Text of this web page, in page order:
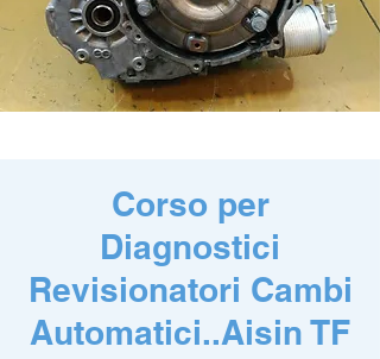
Corso per
Diagnostici
Revisionatori Cambi
Automatici..Aisin TF